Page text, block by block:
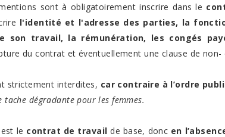
sont à obligatoirement inscrire dans le
l'identité et l'adresse des parties, la
son travail, la rémunération, les congés
du contrat et éventuellement une clause de non-
strictement interdites, car contraire à l’ordre
tache dégradante pour les femmes.
le contrat de travail de base, donc en